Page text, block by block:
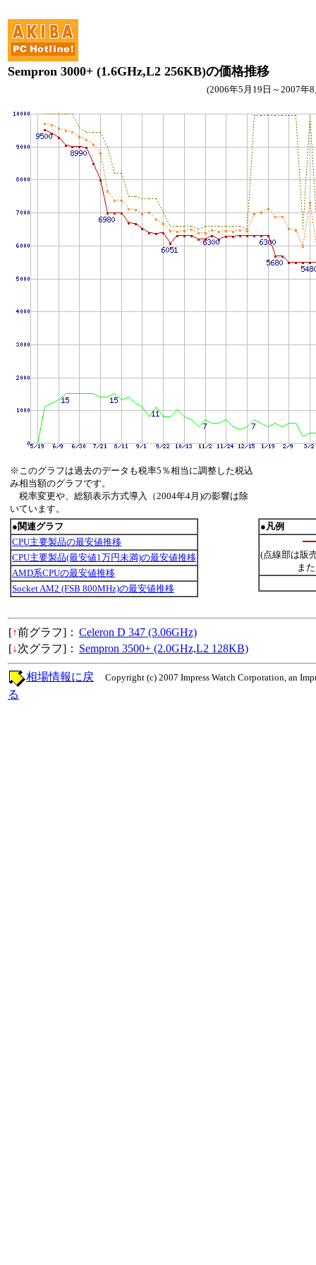
Sempron 3000+ (1.6GHz,L2 256KB)の価格推移
(2006年5月19日～2007年
※このグラフは過去のデータも税率5％相当に調整した税込
み相当額のグラフです。
税率変更や、総額表示方式導入（2004年4月)の影響は除
いています。
●関連グラフ
CPU主要製品の最安値推移
CPU主要製品(最安値1万円未満)の最安値推移
AMD系CPUの最安値推移
Socket AM2 (FSB 800MHz)の最安値推移
●凡例
(点線部は販
ま
[↑前グラフ]： Celeron D 347 (3.06GHz)
[↓次グラフ]： Sempron 3500+ (2.0GHz,L2 128KB)
Copyright (c) 2007 Impress Watch Corporation, an
相場情報に戻
る